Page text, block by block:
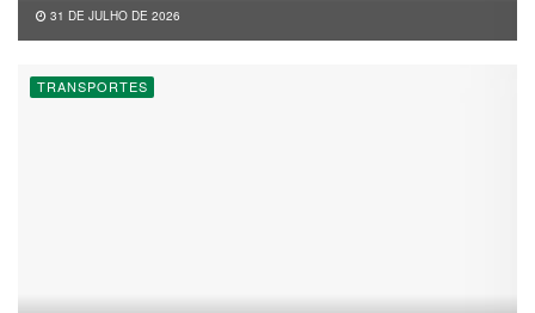
31 DE JULHO DE 2026
TRANSPORTES